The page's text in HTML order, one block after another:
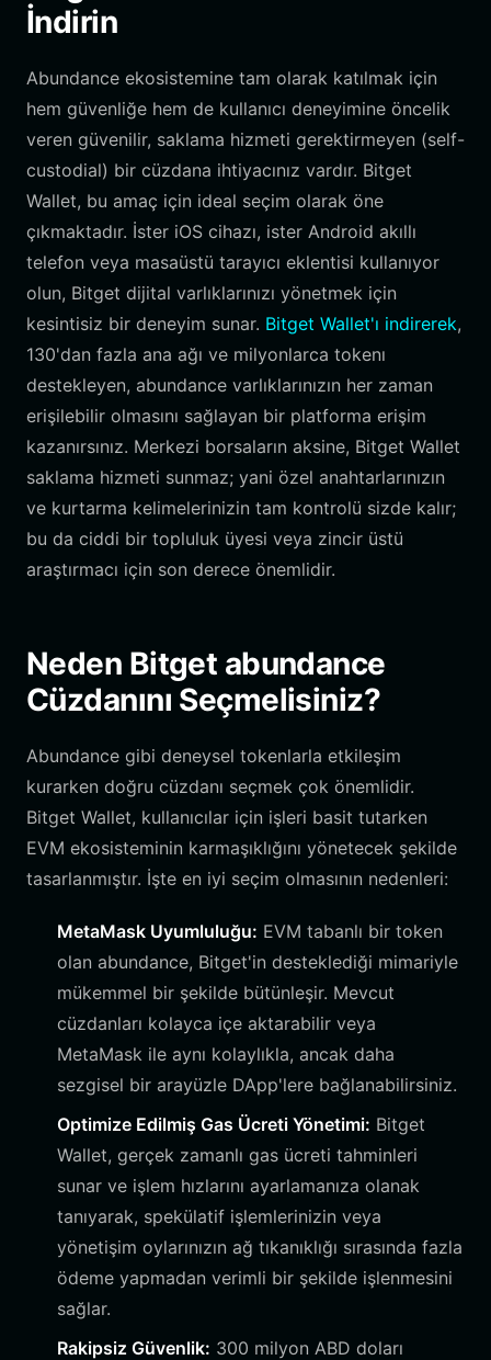
İndirin
Abundance ekosistemine tam olarak katılmak için
hem güvenliğe hem de kullanıcı deneyimine öncelik
veren güvenilir, saklama hizmeti gerektirmeyen (self-
custodial) bir cüzdana ihtiyacınız vardır. Bitget
Wallet, bu amaç için ideal seçim olarak öne
çıkmaktadır. İster iOS cihazı, ister Android akıllı
telefon veya masaüstü tarayıcı eklentisi kullanıyor
olun, Bitget dijital varlıklarınızı yönetmek için
kesintisiz bir deneyim sunar. Bitget Wallet'ı indirerek,
130'dan fazla ana ağı ve milyonlarca tokenı
destekleyen, abundance varlıklarınızın her zaman
erişilebilir olmasını sağlayan bir platforma erişim
kazanırsınız. Merkezi borsaların aksine, Bitget Wallet
saklama hizmeti sunmaz; yani özel anahtarlarınızın
ve kurtarma kelimelerinizin tam kontrolü sizde kalır;
bu da ciddi bir topluluk üyesi veya zincir üstü
araştırmacı için son derece önemlidir.
Neden Bitget abundance
Cüzdanını Seçmelisiniz?
Abundance gibi deneysel tokenlarla etkileşim
kurarken doğru cüzdanı seçmek çok önemlidir.
Bitget Wallet, kullanıcılar için işleri basit tutarken
EVM ekosisteminin karmaşıklığını yönetecek şekilde
tasarlanmıştır. İşte en iyi seçim olmasının nedenleri:
MetaMask Uyumluluğu: EVM tabanlı bir token
olan abundance, Bitget'in desteklediği mimariyle
mükemmel bir şekilde bütünleşir. Mevcut
cüzdanları kolayca içe aktarabilir veya
MetaMask ile aynı kolaylıkla, ancak daha
sezgisel bir arayüzle DApp'lere bağlanabilirsiniz.
Optimize Edilmiş Gas Ücreti Yönetimi: Bitget
Wallet, gerçek zamanlı gas ücreti tahminleri
sunar ve işlem hızlarını ayarlamanıza olanak
tanıyarak, spekülatif işlemlerinizin veya
yönetişim oylarınızın ağ tıkanıklığı sırasında fazla
ödeme yapmadan verimli bir şekilde işlenmesini
sağlar.
Rakipsiz Güvenlik: 300 milyon ABD doları